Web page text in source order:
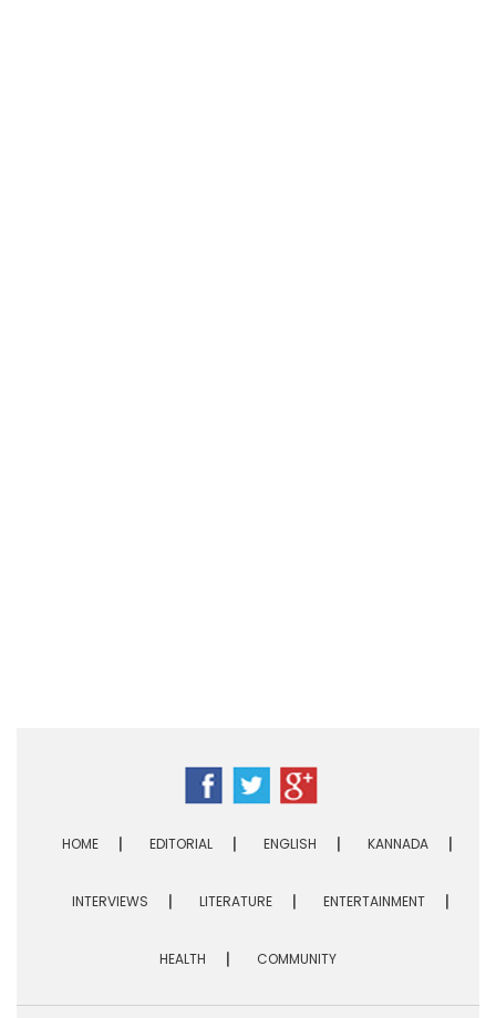
HOME EDITORIAL ENGLISH KANNADA
INTERVIEWS LITERATURE ENTERTAINMENT
HEALTH COMMUNITY